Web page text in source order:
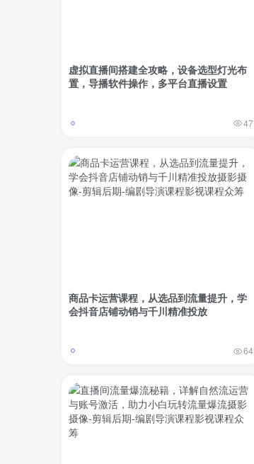
虚拟直播间搭建全攻略，设备选型灯光布
置，导播软件操作，多平台直播设置
47
商品卡运营课程，从选品到流量提升，学
会抖音店铺动销与千川精准投放
64